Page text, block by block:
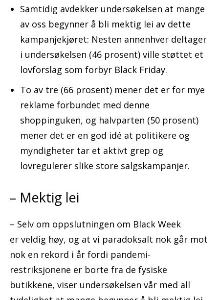
Samtidig avdekker undersøkelsen at mange
av oss begynner å bli mektig lei av dette
kampanjekjøret: Nesten annenhver deltager
i undersøkelsen (46 prosent) ville støttet et
lovforslag som forbyr Black Friday.
To av tre (66 prosent) mener det er for mye
reklame forbundet med denne
shoppinguken, og halvparten (50 prosent)
mener det er en god idé at politikere og
myndigheter tar et aktivt grep og
lovregulerer slike store salgskampanjer.
– Mektig lei
– Selv om oppslutningen om Black Week
er veldig høy, og at vi paradoksalt nok går mot
nok en rekord i år fordi pandemi-
restriksjonene er borte fra de fysiske
butikkene, viser undersøkelsen vår med all